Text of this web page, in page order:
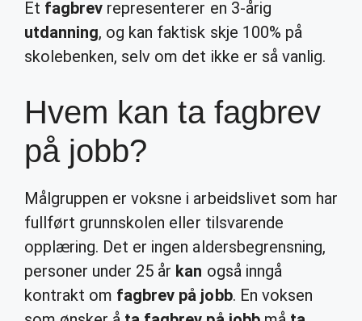
Et fagbrev representerer en 3-årig
utdanning, og kan faktisk skje 100% på
skolebenken, selv om det ikke er så vanlig.
Hvem kan ta fagbrev
på jobb?
Målgruppen er voksne i arbeidslivet som har
fullført grunnskolen eller tilsvarende
opplæring. Det er ingen aldersbegrensning,
personer under 25 år kan også inngå
kontrakt om fagbrev på jobb. En voksen